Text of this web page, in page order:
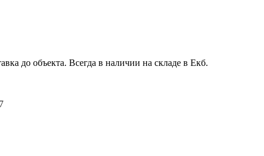
до объекта. Всегда в наличии на складе в Екб.